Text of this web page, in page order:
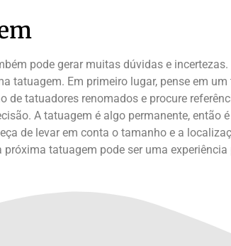
pode gerar muitas dúvidas e
Em primeiro lugar, pense em
tatuadores renomados e procure
A tatuagem é algo permanente, então
de levar em conta o tamanho e a
tatuagem pode ser uma